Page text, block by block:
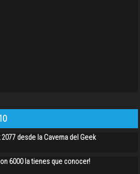
2077 desde la Caverna del Geek
6000 la tienes que conocer!